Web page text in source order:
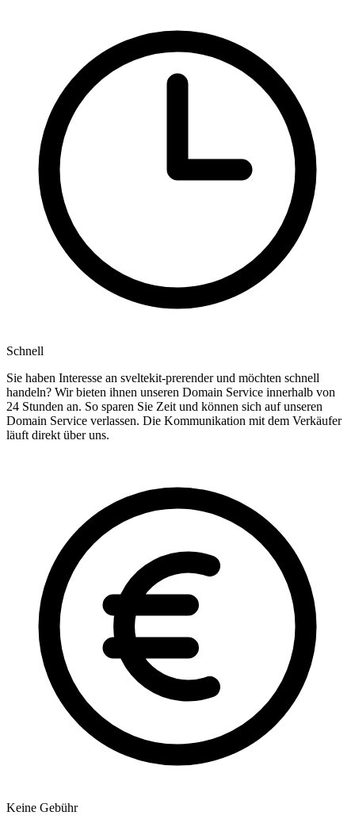
Schnell
Sie haben Interesse an sveltekit-prerender und möchten schnell
handeln? Wir bieten ihnen unseren Domain Service innerhalb von
24 Stunden an. So sparen Sie Zeit und können sich auf unseren
Domain Service verlassen. Die Kommunikation mit dem Verkäufer
läuft direkt über uns.
Keine Gebühr